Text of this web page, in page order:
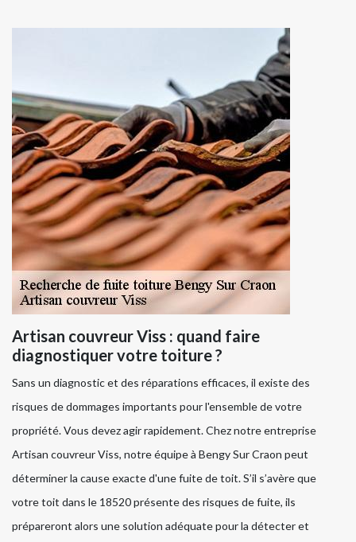
Artisan couvreur Viss : quand faire
diagnostiquer votre toiture ?
Sans un diagnostic et des réparations efficaces, il existe des
risques de dommages importants pour l'ensemble de votre
propriété. Vous devez agir rapidement. Chez notre entreprise
Artisan couvreur Viss, notre équipe à Bengy Sur Craon peut
déterminer la cause exacte d'une fuite de toit. S’il s’avère que
votre toit dans le 18520 présente des risques de fuite, ils
prépareront alors une solution adéquate pour la détecter et